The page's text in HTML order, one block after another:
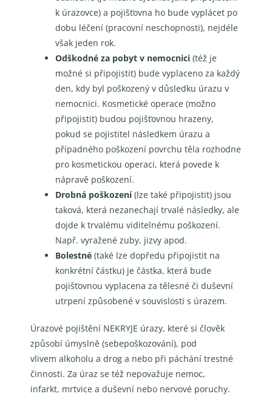
k úrazovce) a pojišťovna ho bude vyplácet po
dobu léčení (pracovní neschopnosti), nejdéle
však jeden rok.
Odškodné za pobyt v nemocnici (též je
možné si připojistit) bude vyplaceno za každý
den, kdy byl poškozený v důsledku úrazu v
nemocnici. Kosmetické operace (možno
připojistit) budou pojišťovnou hrazeny,
pokud se pojistitel následkem úrazu a
případného poškození povrchu těla rozhodne
pro kosmetickou operaci, která povede k
nápravě poškození.
Drobná poškození(lze také připojistit) jsou
taková, která nezanechají trvalé následky, ale
dojde k trvalému viditelnému poškození.
Např. vyražené zuby, jizvy apod.
Bolestné (také lze dopředu připojistit na
konkrétní částku) je částka, která bude
pojišťovnou vyplacena za tělesné či duševní
utrpení způsobené v souvislosti s úrazem.
Úrazové pojištění NEKRYJE úrazy, které si člověk
způsobí úmyslně (sebepoškozování), pod
vlivem alkoholu a drog a nebo při páchání trestné
činnosti. Za úraz se též nepovažuje nemoc,
infarkt, mrtvice a duševní nebo nervové poruchy.